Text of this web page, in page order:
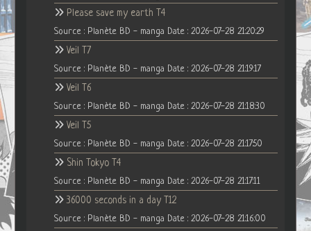
Please save my earth T4
Source : Planète BD - manga Date : 2026-07-28 21:20:29
Veil T7
Source : Planète BD - manga Date : 2026-07-28 21:19:17
Veil T6
Source : Planète BD - manga Date : 2026-07-28 21:18:30
Veil T5
Source : Planète BD - manga Date : 2026-07-28 21:17:50
Shin Tokyo T4
Source : Planète BD - manga Date : 2026-07-28 21:17:11
36000 seconds in a day T12
Source : Planète BD - manga Date : 2026-07-28 21:16:00